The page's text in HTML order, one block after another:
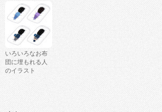
いろいろなお布
団に埋もれる人
のイラスト